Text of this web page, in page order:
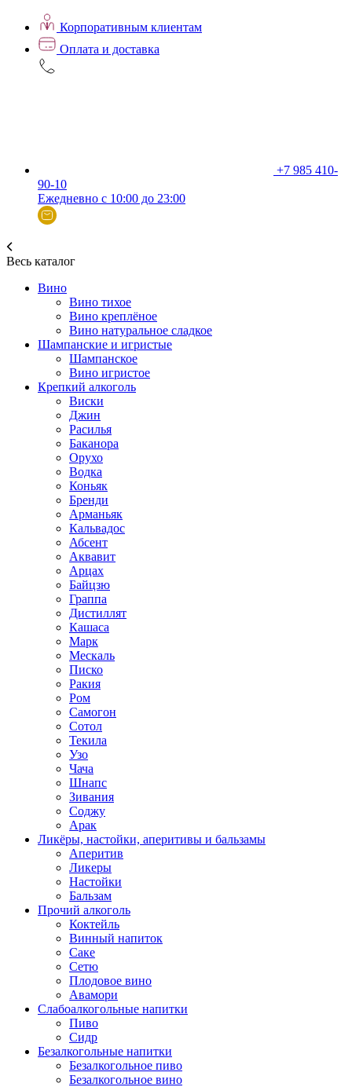
Корпоративным клиентам
Оплата и доставка
+7 985 410-
90-10
Ежедневно с 10:00 до 23:00
Весь каталог
Вино
Вино тихое
Вино креплёное
Вино натуральное сладкое
Шампанские и игристые
Шампанское
Вино игристое
Крепкий алкоголь
Виски
Джин
Расилья
Баканора
Орухо
Водка
Коньяк
Бренди
Арманьяк
Кальвадос
Абсент
Аквавит
Арцах
Байцзю
Граппа
Дистиллят
Кашаса
Марк
Мескаль
Писко
Ракия
Ром
Самогон
Сотол
Текила
Узо
Чача
Шнапс
Зивания
Соджу
Арак
Ликёры, настойки, аперитивы и бальзамы
Аперитив
Ликеры
Настойки
Бальзам
Прочий алкоголь
Коктейль
Винный напиток
Саке
Сетю
Плодовое вино
Авамори
Слабоалкогольные напитки
Пиво
Сидр
Безалкогольные напитки
Безалкогольное пиво
Безалкогольное вино